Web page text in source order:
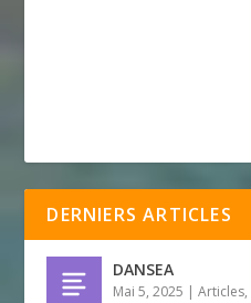
DERNIERS ARTICLES
DANSEA
Mai 5, 2025 |Articles,